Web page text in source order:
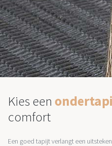
Kies een
comfort
Een goed tapijt verlangt een